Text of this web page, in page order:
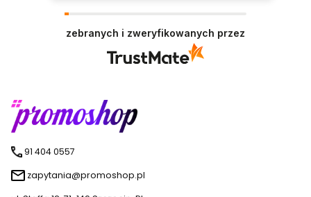
zebranych i zweryfikowanych przez
91 404 0557
zapytania@promoshop.pl